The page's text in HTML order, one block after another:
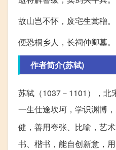
故山岂不怀，废宅生蒿穞。
便恐桐乡人，长祠仲卿墓。
作者简介(苏轼)
苏轼（1037－1101），北
一生仕途坎坷，学识渊博
健，善用夸张、比喻，艺
书、楷书，能自创新意，